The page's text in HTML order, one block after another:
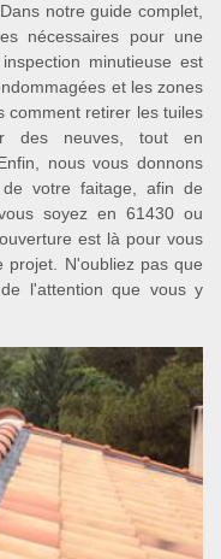
notre guide complet,
nécessaires pour une
minutieuse est
et les zones
comment retirer les tuiles
des neuves, tout en
nous vous donnons
votre faitage, afin de
soyez en 61430 ou
est là pour vous
projet. N'oubliez pas que
l'attention que vous y